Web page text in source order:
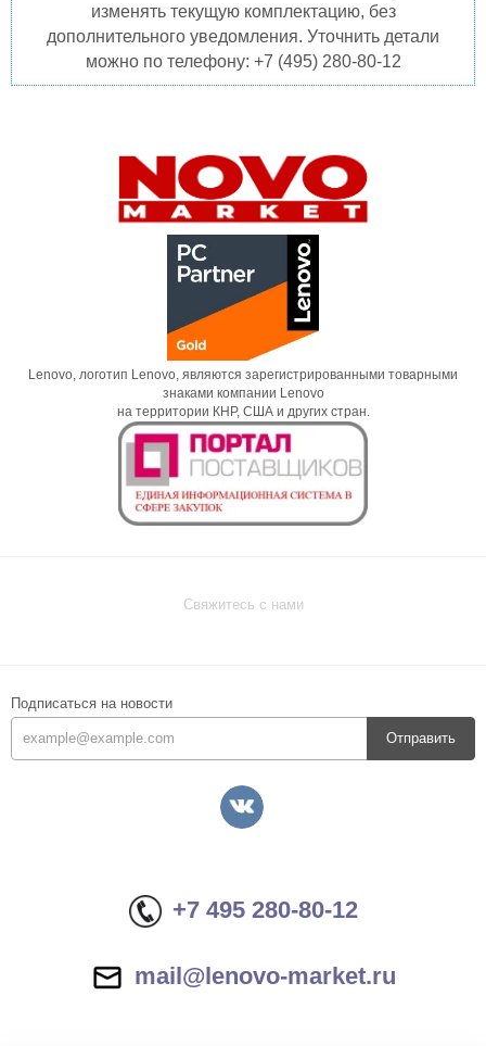
изменять текущую комплектацию, без
дополнительного уведомления. Уточнить детали
можно по телефону: +7 (495) 280-80-12
Lenovo, логотип Lenovo, являются зарегистрированными товарными
знаками компании Lenovo
на территории КНР, США и других стран.
Свяжитесь с нами
Подписаться на новости
Отправить
+7 495 280-80-12
mail@lenovo-market.ru